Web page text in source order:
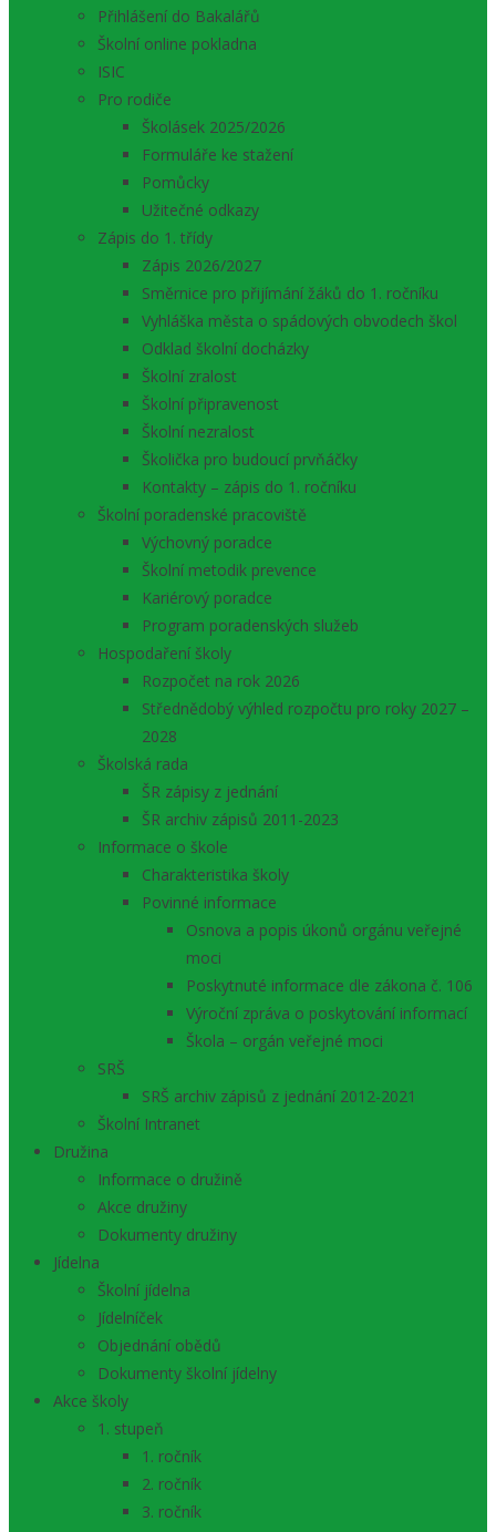
Přihlášení do Bakalářů
Školní online pokladna
ISIC
Pro rodiče
Školásek 2025/2026
Formuláře ke stažení
Pomůcky
Užitečné odkazy
Zápis do 1. třídy
Zápis 2026/2027
Směrnice pro přijímání žáků do 1. ročníku
Vyhláška města o spádových obvodech škol
Odklad školní docházky
Školní zralost
Školní připravenost
Školní nezralost
Školička pro budoucí prvňáčky
Kontakty – zápis do 1. ročníku
Školní poradenské pracoviště
Výchovný poradce
Školní metodik prevence
Kariérový poradce
Program poradenských služeb
Hospodaření školy
Rozpočet na rok 2026
Střednědobý výhled rozpočtu pro roky 2027 –
2028
Školská rada
ŠR zápisy z jednání
ŠR archiv zápisů 2011-2023
Informace o škole
Charakteristika školy
Povinné informace
Osnova a popis úkonů orgánu veřejné
moci
Poskytnuté informace dle zákona č. 106
Výroční zpráva o poskytování informací
Škola – orgán veřejné moci
SRŠ
SRŠ archiv zápisů z jednání 2012-2021
Školní Intranet
Družina
Informace o družině
Akce družiny
Dokumenty družiny
Jídelna
Školní jídelna
Jídelníček
Objednání obědů
Dokumenty školní jídelny
Akce školy
1. stupeň
1. ročník
2. ročník
3. ročník